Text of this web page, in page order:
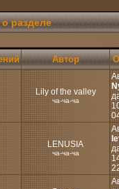
разделе
Автор
Lily of the valley
ча-ча-ча
LENUSIA
ча-ча-ча